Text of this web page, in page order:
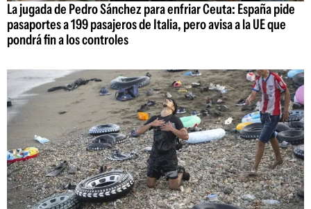
La jugada de Pedro Sánchez para enfriar Ceuta: España pide
pasaportes a 199 pasajeros de Italia, pero avisa a la UE que
pondrá fin a los controles